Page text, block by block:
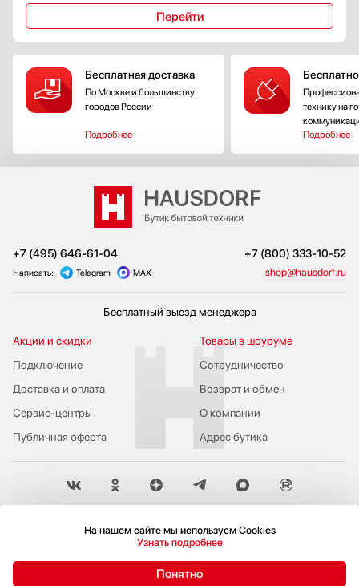
Перейти
Бесплатная доставка
По Москве и большинству
городов России
Подробнее
технику на
Подробнее
© 2009-2026 Бутик бытовой техники Hausdorf
+7 (495) 646-61-04 +7 (800) 333-10-52
Написать: Telegram MAX shop@hausdorf.ru
Бесплатный выезд менеджера
Акции и скидки
Подключение
Публичная оферта
Сервис-центры
Доставка и оплата
Сотрудничество
Возврат и обмен
Товары в шоуруме
О компании
Адрес бутика
Политика конфиденциальности
На нашем сайте мы используем Cookies
Узнать подробнее
Понятно